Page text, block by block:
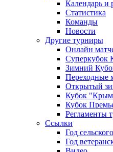
Календарь и
Статистика
Команды
Новости
Другие турниры
Онлайн
Суперкубок
Зимний
Переходные
Открытый
Кубок
Кубок
Регламенты
Ссылки
Год
Год